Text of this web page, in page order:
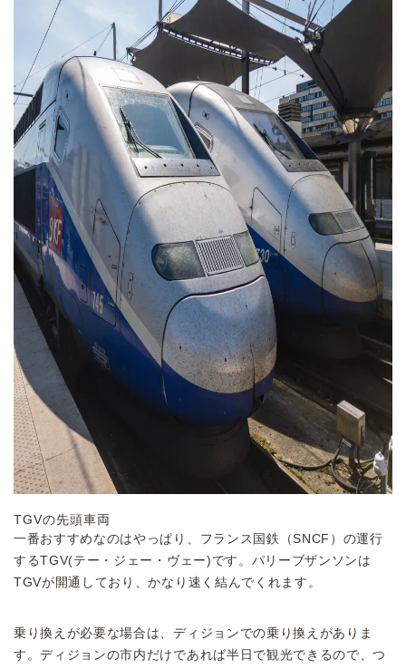
TGVの先頭車両
一番おすすめなのはやっぱり、フランス国鉄（SNCF）の運行
するTGV(テー・ジェー・ヴェー)です。パリーブザンソンは
TGVが開通しており、かなり速く結んでくれます。
乗り換えが必要な場合は、ディジョンでの乗り換えがありま
す。ディジョンの市内だけであれば半日で観光できるので、つ